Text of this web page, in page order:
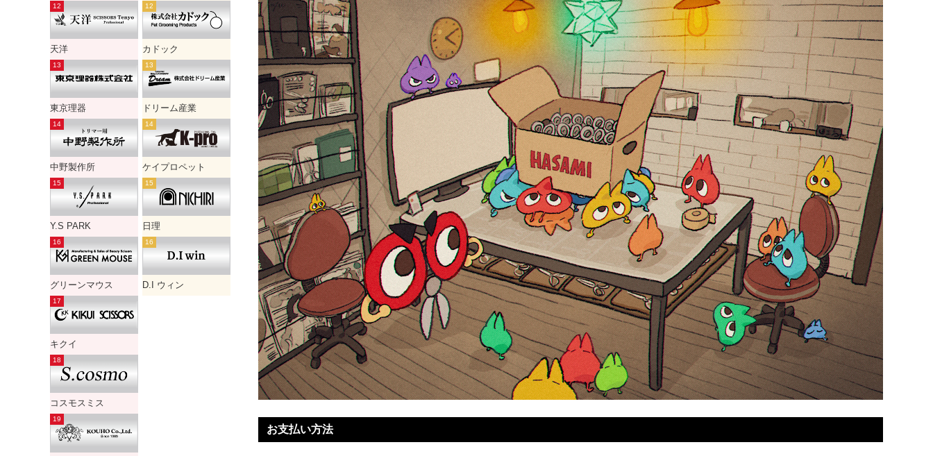
お支払い方法
天洋
東京理器
中野製作所
Y.S PARK
グリーンマウス
キクイ
コスモスミス
カドック
ドリーム産業
ケイプロペット
日理
D.I ウィン